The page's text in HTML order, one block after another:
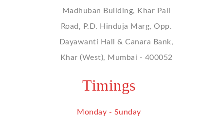
Madhuban Building, Khar Pali
Road, P.D. Hinduja Marg, Opp.
Dayawanti Hall & Canara Bank,
Khar (West), Mumbai - 400052
Timings
Monday - Sunday